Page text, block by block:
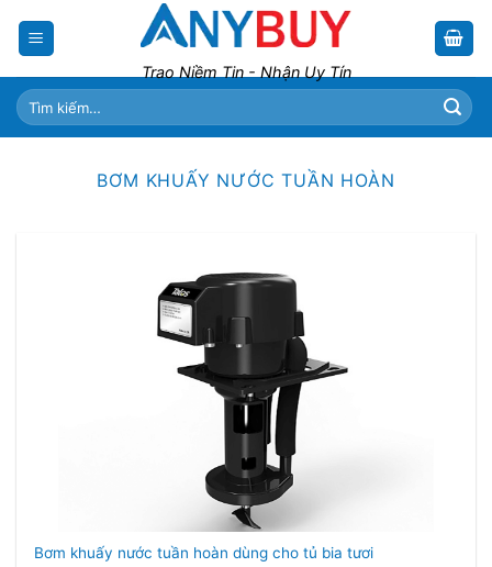
Trao Niềm Tin - Nhận Uy Tín
Tìm
kiếm:
BƠM KHUẤY NƯỚC TUẦN HOÀN
Bơm khuấy nước tuần hoàn dùng cho tủ bia tươi